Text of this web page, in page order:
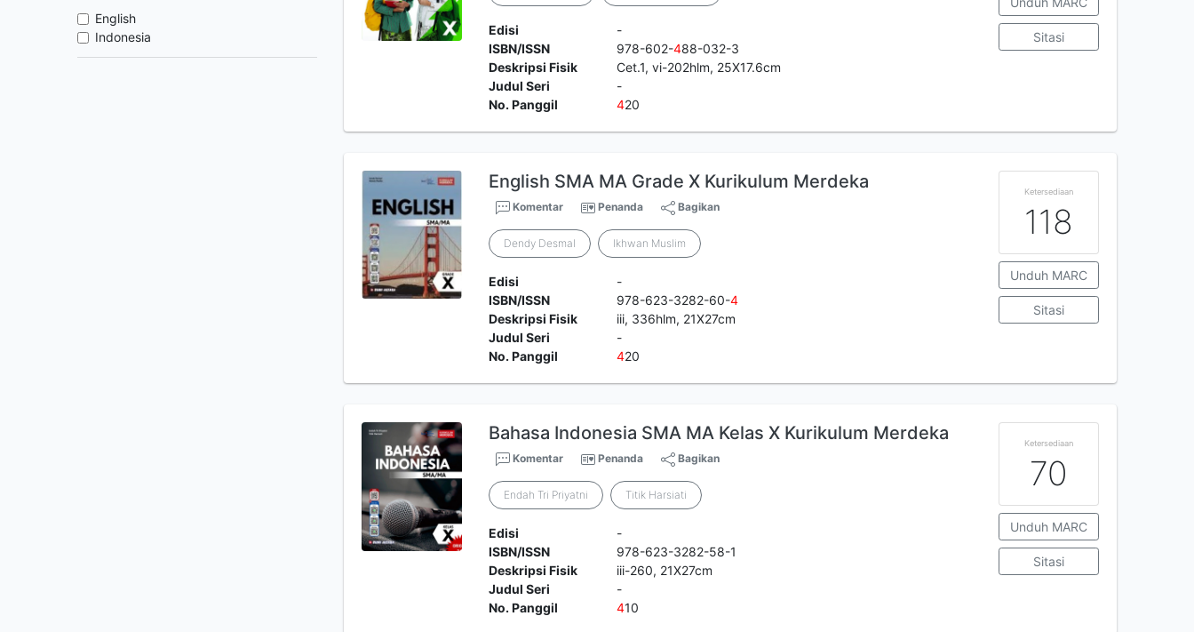
English
Indonesia
Edisi
-
ISBN/ISSN
978-602-488-032-3
Deskripsi Fisik
Cet.1, vi-202hlm, 25X17.6cm
Judul Seri
-
No. Panggil
420
Sitasi
English SMA MA Grade X Kurikulum Merdeka
Komentar Penanda Bagikan
Dendy Desmal Ikhwan Muslim
Edisi
-
ISBN/ISSN
978-623-3282-60-4
Deskripsi Fisik
iii, 336hlm, 21X27cm
Judul Seri
-
No. Panggil
420
Ketersediaan
118
Unduh MARC
Sitasi
Bahasa Indonesia SMA MA Kelas X Kurikulum Merdeka
Komentar Penanda Bagikan
Endah Tri Priyatni Titik Harsiati
Edisi
-
ISBN/ISSN
978-623-3282-58-1
Deskripsi Fisik
iii-260, 21X27cm
Judul Seri
-
No. Panggil
410
Ketersediaan
70
Unduh MARC
Sitasi